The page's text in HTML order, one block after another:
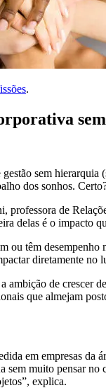
.
sem hierarquia
dos sonhos.
de
delas é o impacto
ou têm
diretamente no
ambição de crescer
que almejam
em empresas da
muito pensar
explica.